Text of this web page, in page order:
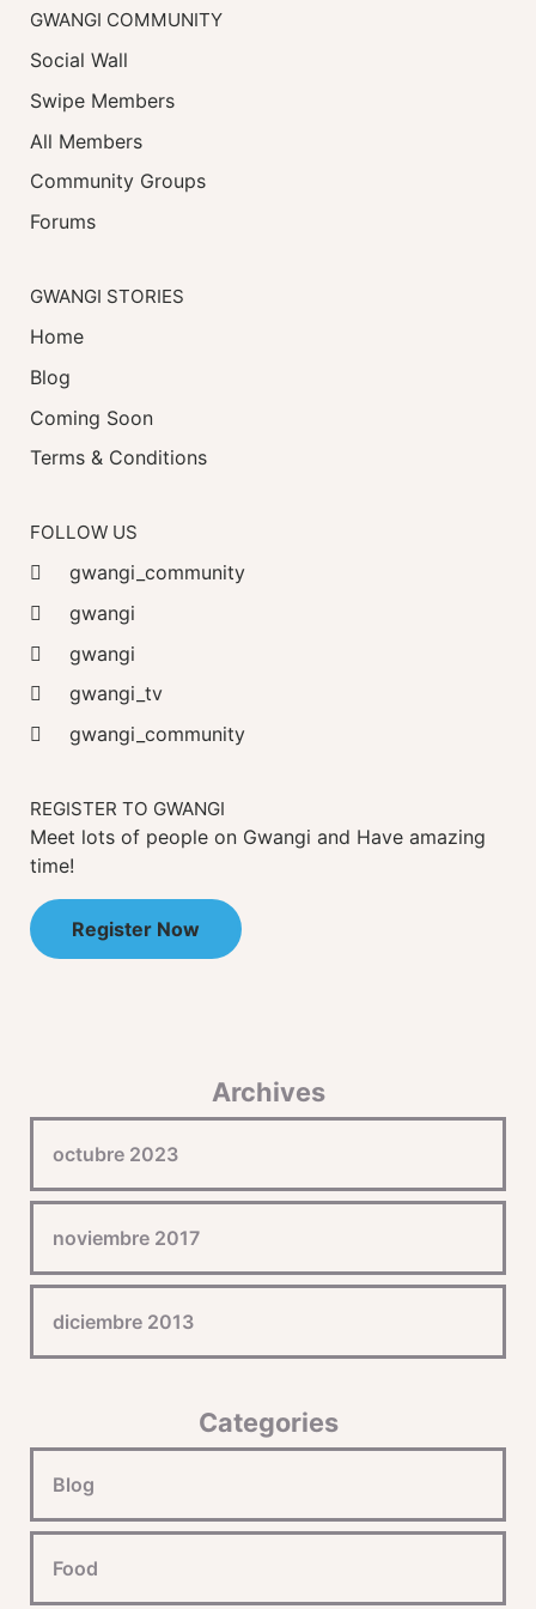
GWANGI COMMUNITY
Social Wall
Swipe Members
All Members
Community Groups
Forums
GWANGI STORIES
Home
Blog
Coming Soon
Terms & Conditions
FOLLOW US
gwangi_community
gwangi
gwangi
gwangi_tv
gwangi_community
REGISTER TO GWANGI
Meet lots of people on Gwangi and Have amazing
time!
Register Now
Archives
octubre 2023
noviembre 2017
diciembre 2013
Categories
Blog
Food